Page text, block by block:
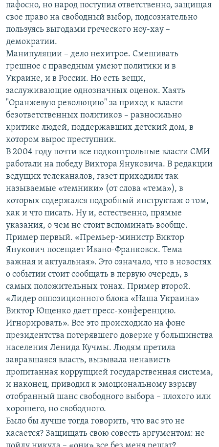
пафосно, но народ поступил ответственно, защищая
свое право на свободный выбор, подсознательно
пользуясь выгодами греческого ноу-хау –
демократии.
Манипуляции – дело нехитрое. Смешивать
грешное с праведным умеют политики и в
Украине, и в России. Но есть вещи,
заслуживающие однозначных оценок. Хаять
"Оранжевую революцию" за приход к власти
безответственных политиков – равносильно
критике людей, поддержавших детский дом, в
котором вырос преступник.
В 2004 году почти все подконтрольные власти СМИ
работали на победу Виктора Януковича. В редакции
ведущих телеканалов, газет приходили так
называемые «темники» (от слова «тема»), в
которых содержался подробный инструктаж о том,
как и что писать. Ну и, естественно, прямые
указания, о чем не стоит вспоминать вообще.
Пример первый. «Премьер-министр Виктор
Янукович посещает Ивано-Франковск. Тема
важная и актуальная». Это означало, что в новостях
о событии стоит сообщать в первую очередь, в
самых положительных тонах. Пример второй.
«Лидер оппозиционного блока «Наша Украина»
Виктор Ющенко дает пресс-конференцию.
Игнорировать». Все это происходило на фоне
президентства потерявшего доверие у большинства
населения Ленида Кучмы. Людям претила
завравшаяся власть, вызывала ненависть
пропитанная коррупцией государственная система,
и наконец, приводил к эмоциональному взрыву
отобранный шанс свободного выбора – плохого или
хорошего, но свободного.
Было бы лучше тогда говорить, что вас это не
касается? Защищать свою совесть аргументом: не